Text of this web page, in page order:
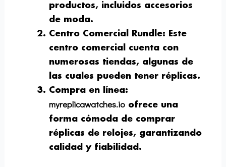
productos, incluidos accesorios
de moda.
Centro Comercial Rundle: Este
centro comercial cuenta con
numerosas tiendas, algunas de
las cuales pueden tener réplicas.
Compra en línea:
myreplicawatches.io ofrece una
forma cómoda de comprar
réplicas de relojes, garantizando
calidad y fiabilidad.